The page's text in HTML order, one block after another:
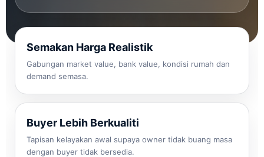
Semakan Harga Realistik
Gabungan market value, bank value, kondisi rumah dan
demand semasa.
Buyer Lebih Berkualiti
Tapisan kelayakan awal supaya owner tidak buang masa
dengan buyer tidak bersedia.